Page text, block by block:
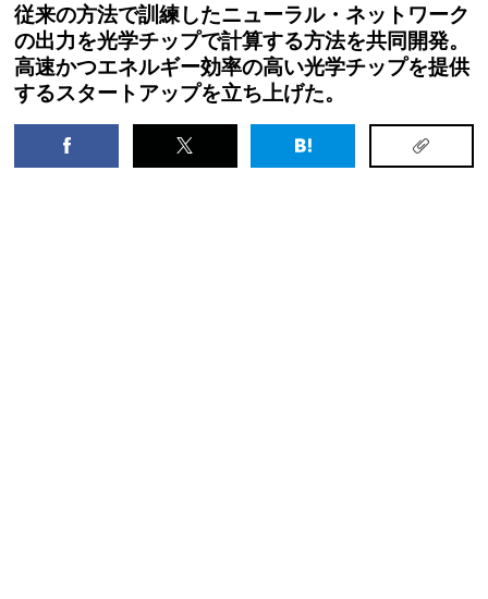
従来の方法で訓練したニューラル・ネットワーク
の出力を光学チップで計算する方法を共同開発。
高速かつエネルギー効率の高い光学チップを提供
するスタートアップを立ち上げた。